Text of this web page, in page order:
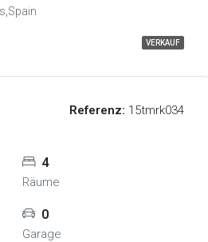
VERKAUF
Referenz: 15tmrk034
4
Räume
0
Garage